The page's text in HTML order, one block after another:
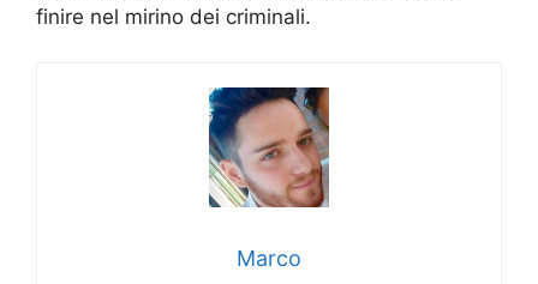
finire nel mirino dei criminali.
Marco